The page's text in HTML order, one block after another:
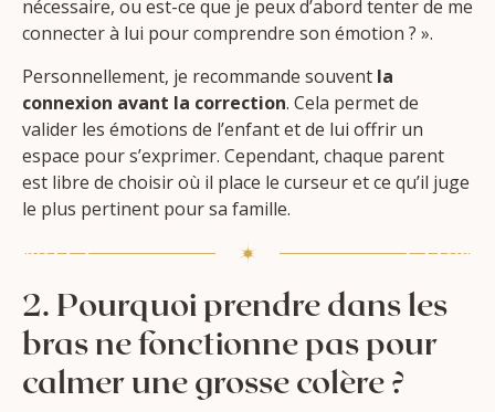
nécessaire, ou est-ce que je peux d’abord tenter de me
connecter à lui pour comprendre son émotion ? ».
Personnellement, je recommande souvent la
connexion avant la correction. Cela permet de
valider les émotions de l’enfant et de lui offrir un
espace pour s’exprimer. Cependant, chaque parent
est libre de choisir où il place le curseur et ce qu’il juge
le plus pertinent pour sa famille.
2. Pourquoi prendre dans les
bras ne fonctionne pas pour
calmer une grosse colère ?